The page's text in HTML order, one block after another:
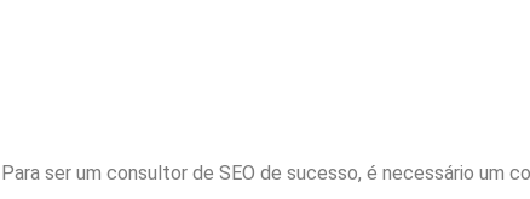
Para ser um consultor de SEO de sucesso, é necessário um